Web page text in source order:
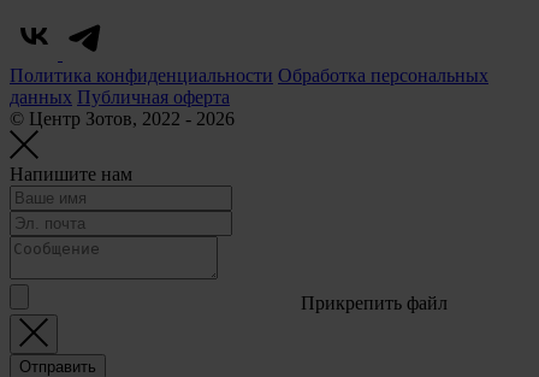
Политика конфиденциальности Обработка персональных
данных Публичная оферта
© Центр Зотов, 2022 - 2026
Напишите нам
Прикрепить файл
Отправить